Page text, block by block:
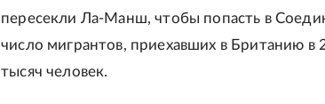
пересекли Ла-Манш, чтобы попасть в
число мигрантов, приехавших в Британию в
тысяч человек.